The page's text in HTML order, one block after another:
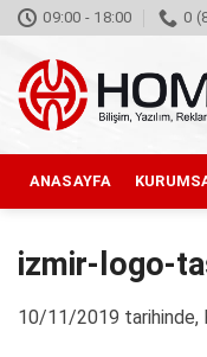
İçeriğe
atla
09:00 - 18:00 0
ANASAYFA
izmir-logo-
10/11/2019 tarihinde,